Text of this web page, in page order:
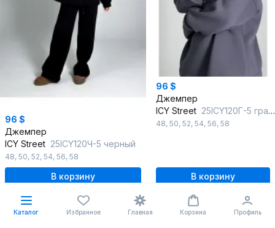
96 $
Джемпер
ICY Street 25ICY120Ч-5 черный
48, 50, 52, 54, 56, 58
В корзину
96 $
Джемпер
ICY Street 25ICY120Г-5 графит
48, 50, 52, 54, 56, 58
В корзину
Каталог Избранное Главная Корзина Профиль